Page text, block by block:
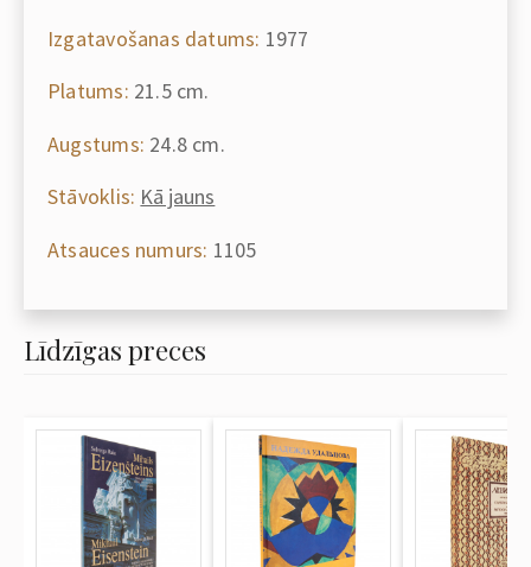
Izgatavošanas datums: 1977
Platums: 21.5 cm.
Augstums: 24.8 cm.
Stāvoklis: Kā jauns
Atsauces numurs: 1105
Līdzīgas preces